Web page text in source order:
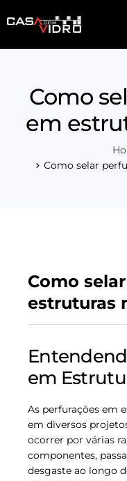
Produtos
Indique+
Blog
Workshop
Como
em
Como selar
Como
estruturas
em
As perfurações em
em diversos
ocorrer por várias
componentes,
desgaste ao longo